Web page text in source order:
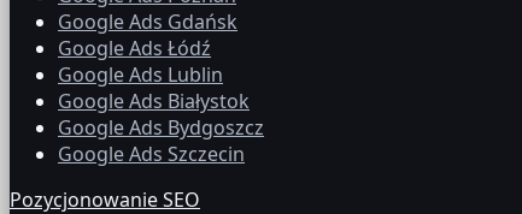
Google Ads Gdańsk
Google Ads Łódź
Google Ads Lublin
Google Ads Białystok
Google Ads Bydgoszcz
Google Ads Szczecin
Pozycjonowanie SEO